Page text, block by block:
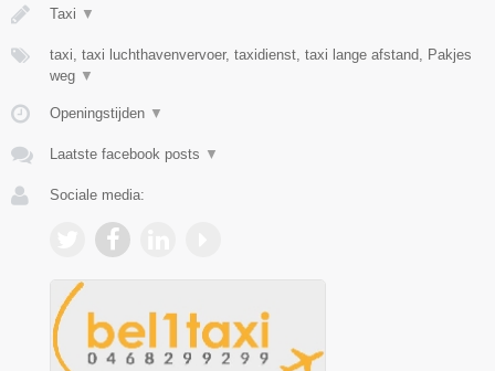
Taxi ▼
taxi, taxi luchthavenvervoer, taxidienst, taxi lange afstand, Pakjes
weg ▼
Openingstijden ▼
Laatste facebook posts ▼
Sociale media: